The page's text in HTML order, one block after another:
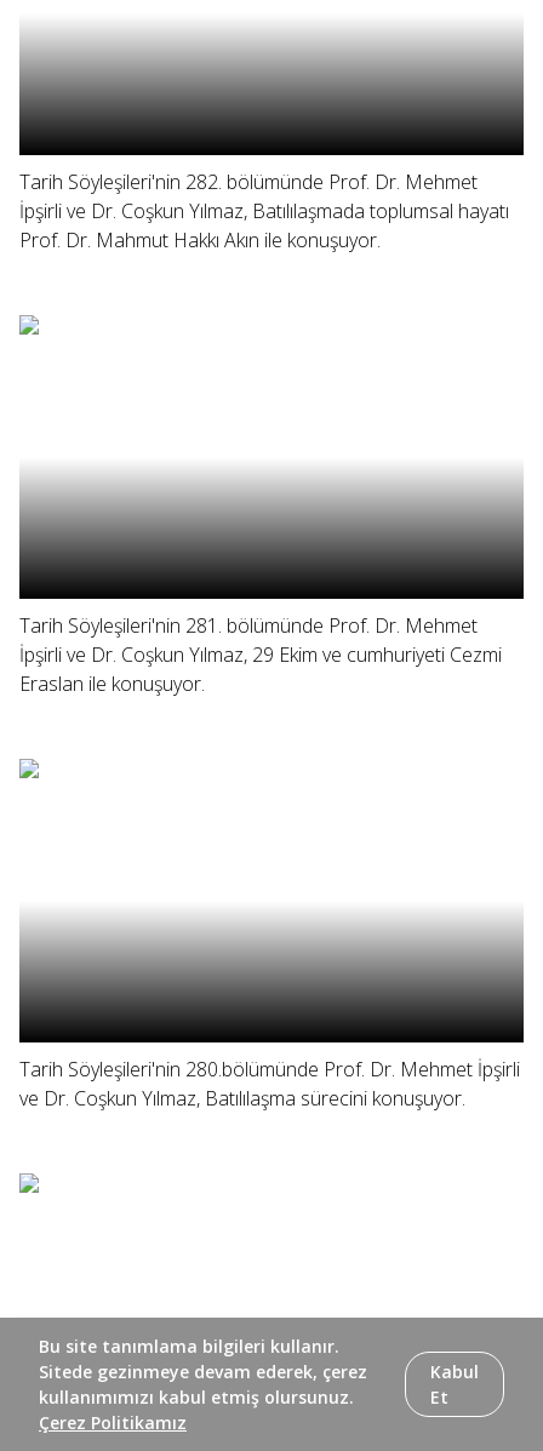
Tarih Söyleşileri'nin 282. bölümünde Prof. Dr. Mehmet
İpşirli ve Dr. Coşkun Yılmaz, Batılılaşmada toplumsal hayatı
Prof. Dr. Mahmut Hakkı Akın ile konuşuyor.
Tarih Söyleşileri'nin 281. bölümünde Prof. Dr. Mehmet
İpşirli ve Dr. Coşkun Yılmaz, 29 Ekim ve cumhuriyeti Cezmi
Eraslan ile konuşuyor.
Tarih Söyleşileri'nin 280.bölümünde Prof. Dr. Mehmet İpşirli
ve Dr. Coşkun Yılmaz, Batılılaşma sürecini konuşuyor.
Bu site tanımlama bilgileri kullanır.
Sitede gezinmeye devam ederek, çerez
kullanımımızı kabul etmiş olursunuz.
Çerez Politikamız
Kabul
Et